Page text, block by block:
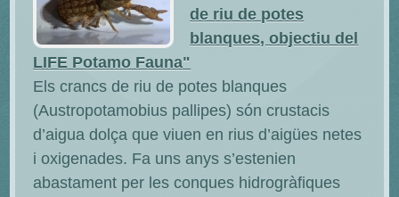
de riu de potes
blanques, objectiu del
LIFE Potamo Fauna"
Els crancs de riu de potes blanques
(Austropotamobius pallipes) són crustacis
d’aigua dolça que viuen en rius d’aigües netes
i oxigenades. Fa uns anys s’estenien
abastament per les conques hidrogràfiques